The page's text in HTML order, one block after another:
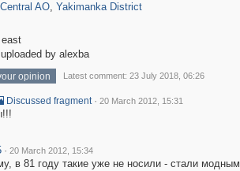
Central AO, Yakimanka District
east
uploaded by alexba
opinion Latest comment: 23 July 2018, 06:26
Discussed fragment · 20 March 2012, 15:31
· 20 March 2012, 15:34
в 81 году такие уже не носили - стали